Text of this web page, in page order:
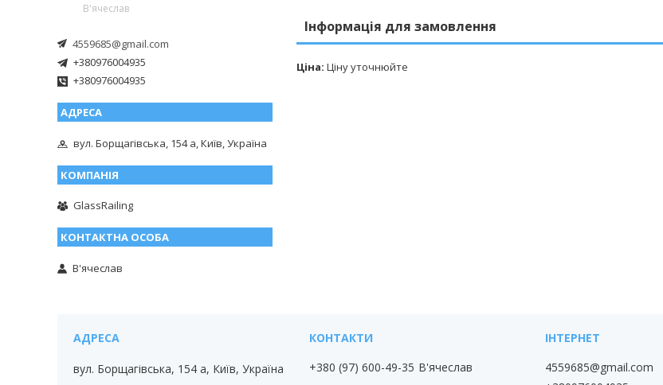
Інформація для замовлення
Ціна: Ціну уточнюйте
В'ячеслав
4559685@gmail.com
+380976004935
+380976004935
вул. Борщагівська, 154 а, Київ, Україна
GlassRailing
В'ячеслав
вул. Борщагівська, 154 а, Київ, Україна +380 (97) 600-49-35 В'ячеслав
4559685@gmail.com